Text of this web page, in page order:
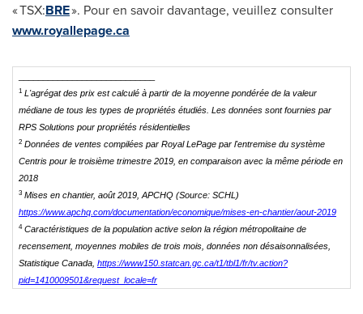
« TSX:BRE». Pour en savoir davantage, veuillez consulter
www.royallepage.ca
1 L'agrégat des prix est calculé à partir de la moyenne pondérée de la valeur
médiane de tous les types de propriétés étudiés. Les données sont fournies par
RPS Solutions pour propriétés résidentielles
2 Données de ventes compilées par Royal LePage par l'entremise du système
Centris pour le troisième trimestre 2019, en comparaison avec la même période en
2018
3 Mises en chantier, août 2019, APCHQ (Source: SCHL)
https://www.apchq.com/documentation/economique/mises-en-chantier/aout-2019
4 Caractéristiques de la population active selon la région métropolitaine de
recensement, moyennes mobiles de trois mois, données non désaisonnalisées,
Statistique Canada, https://www150.statcan.gc.ca/t1/tbl1/fr/tv.action?
pid=1410009501&request_locale=fr